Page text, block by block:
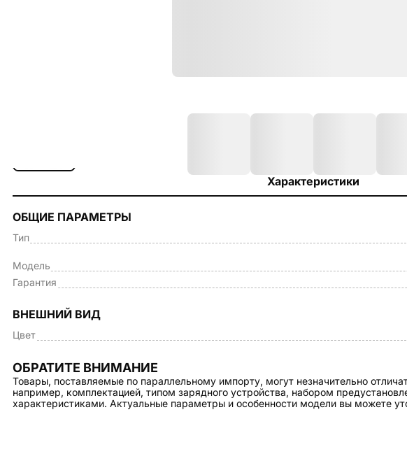
Характеристики
ОБЩИЕ ПАРАМЕТРЫ
Тип
Модель
Гарантия
ВНЕШНИЙ ВИД
Цвет
ОБРАТИТЕ ВНИМАНИЕ
Товары, поставляемые по параллельному импорту, могут незначительно
например, комплектацией, типом зарядного устройства, набором
характеристиками. Актуальные параметры и особенности модели вы можете